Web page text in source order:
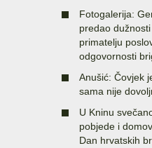
Fotogalerija:
predao
primatelju
odgovornosti
Anušić: Čovjek
sama nije
U Kninu
pobjede i
Dan hrvatskih